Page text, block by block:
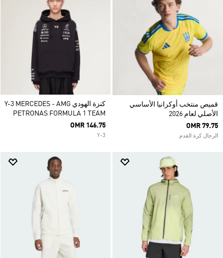
قميص منتخب أوكرانيا الأساسي
الأصلي لعام 2026
OMR 79.75
الرجال كرة القدم
كنزة الهودي Y-3 MERCEDES - AMG
PETRONAS FORMULA 1 TEAM
OMR 146.75
Y-3